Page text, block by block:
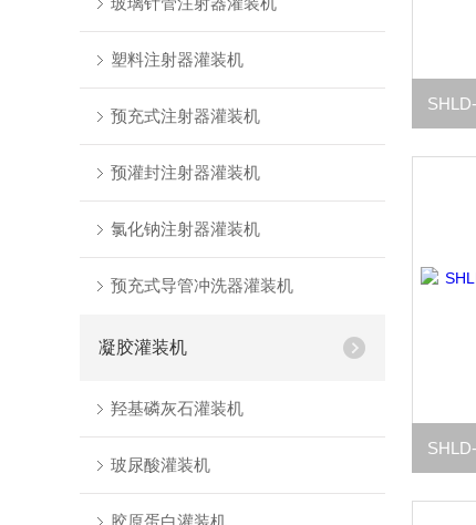
塑料注射器灌装机
预充式注射器灌装机
预灌封注射器灌装机
氯化钠注射器灌装机
预充式导管冲洗器灌装机
凝胶灌装机
羟基磷灰石灌装机
玻尿酸灌装机
胶原蛋白灌装机